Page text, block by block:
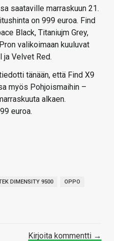
saataville marraskuun 21.
on 999 euroa. Find
Black, Titaniujm Grey,
valikoimaan kuuluvat
ja Velvet Red.
tänään, että Find X9
myös Pohjoismaihin –
alkaen.
euroa.
DIMENSITY 9500 OPPO
Kirjoita kommentti →